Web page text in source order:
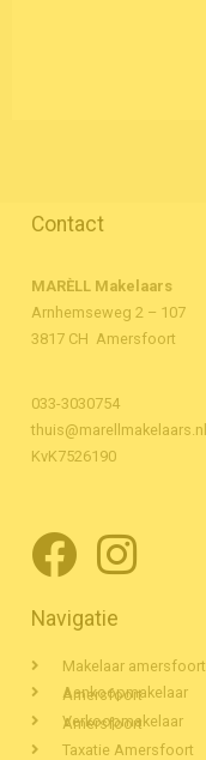
Contact
MARÈLL Makelaars
Arnhemseweg 2 – 107
3817 CH Amersfoort
033-3030754
thuis@marellmakelaars.nl
KvK7526190
Navigatie
Makelaar amersfoort
Aankoopmakelaar Amersfoort
Verkoopmakelaar Amersfoort
Taxatie Amersfoort